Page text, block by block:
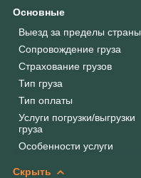
Основные
Выезд за пределы страны
Сопровождение груза
Страхование грузов
Тип груза
Тип оплаты
Услуги погрузки/выгрузки
груза
Особенности услуги
Скрыть